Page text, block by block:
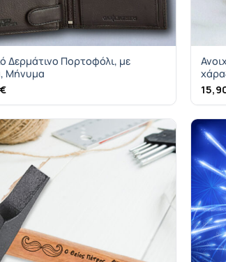
Δερμάτινο Πορτοφόλι, με
Μήνυμα
€